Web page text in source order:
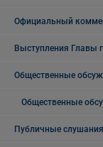
Официальный
Выступления Главы
Общественные
Общественные
Публичные слушания